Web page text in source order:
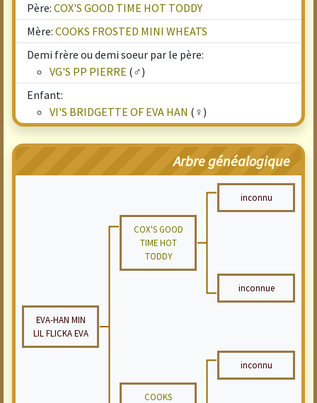
Père: COX'S GOOD TIME HOT TODDY
Mère: COOKS FROSTED MINI WHEATS
Demi frère ou demi soeur par le père:
VG'S PP PIERRE (♂)
Enfant:
VI'S BRIDGETTE OF EVA HAN (♀)
Arbre généalogique
inconnu
COX'S GOOD
TIME HOT
TODDY
inconnue
EVA-HAN MIN
LIL FLICKA EVA
inconnu
COOKS